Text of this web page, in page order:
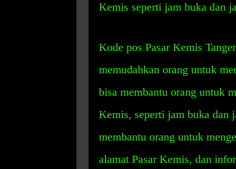
Kemis seperti jam buka dan
Kode pos Pasar Kemis
memudahkan orang untuk
bisa membantu orang untuk
Kemis, seperti jam buka dan
membantu orang untuk
alamat Pasar Kemis, dan